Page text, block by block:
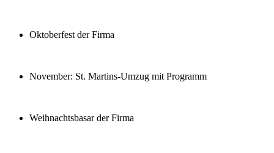
Oktoberfest der Firma
November: St. Martins-Umzug mit Programm
Weihnachtsbasar der Firma